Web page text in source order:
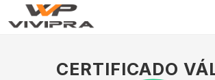
CERTIFICADO